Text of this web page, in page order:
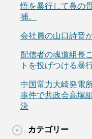
悟を暴行して鼻の
捕。
会社員の山口詩音
配信者の魂道組長
トを投げつける暴
中国電力大崎発電
事件で共政会高塚
決
カテゴリー